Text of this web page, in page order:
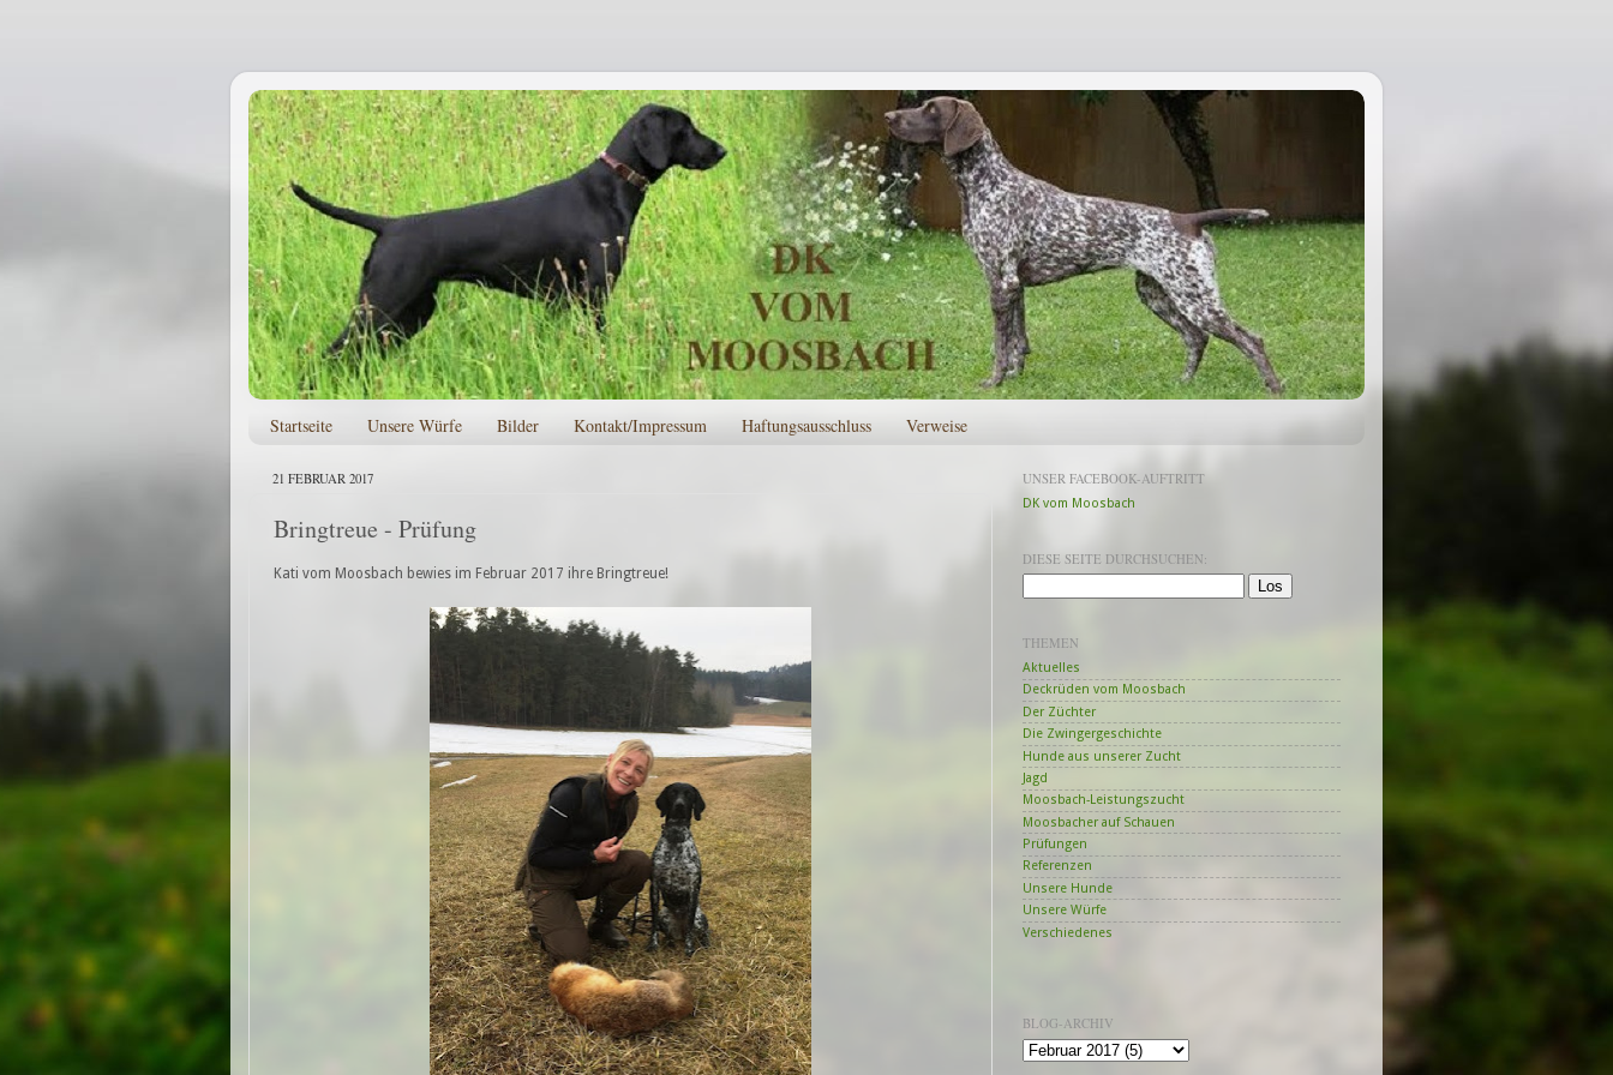
Startseite Unsere Würfe Bilder Kontakt/Impressum Haftungsausschluss Verweise
21 FEBRUAR 2017
Bringtreue - Prüfung
Kati vom Moosbach bewies im Februar 2017 ihre Bringtreue!
UNSER FACEBOOK-AUFTRITT
DK vom Moosbach
DIESE SEITE DURCHSUCHEN:
THEMEN
Aktuelles
Deckrüden vom Moosbach
Der Züchter
Die Zwingergeschichte
Hunde aus unserer Zucht
Jagd
Moosbach-Leistungszucht
Moosbacher auf Schauen
Prüfungen
Referenzen
Unsere Hunde
Unsere Würfe
Verschiedenes
BLOG-ARCHIV